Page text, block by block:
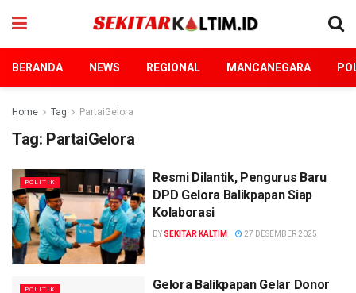
BERANDA NEWS REGIONAL MANCANEGARA
Home Tag PartaiGelora
Tag: PartaiGelora
POLITIK
Resmi Dilantik, Pengurus Baru
DPD Gelora Balikpapan Siap
Kolaborasi
BY SEKITAR KALTIM 27 DESEMBER 2025
POLITIK
Gelora Balikpapan Gelar Donor